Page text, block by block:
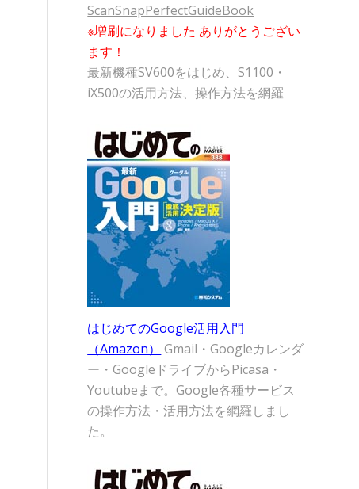
ScanSnapPerfectGuideBook
※増刷になりました ありがとうござい
ます！
最新機種SV600をはじめ、S1100・
iX500の活用方法、操作方法を網羅
はじめてのGoogle活用入門
（Amazon）
Gmail・Googleカレンダ
ー・GoogleドライブからPicasa・
Youtubeまで。Google各種サービス
の操作方法・活用方法を網羅しまし
た。